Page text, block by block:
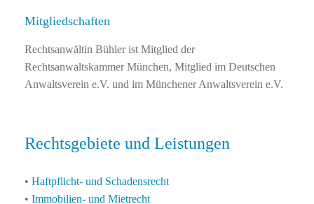
Mitgliedschaften
Rechtsanwältin Bühler ist Mitglied der
Rechtsanwaltskammer München, Mitglied im Deutschen
Anwaltsverein e.V. und im Münchener Anwaltsverein e.V.
Rechtsgebiete und Leistungen
• Haft­pflicht- und Scha­dens­recht
• Immo­bilien- und Miet­recht